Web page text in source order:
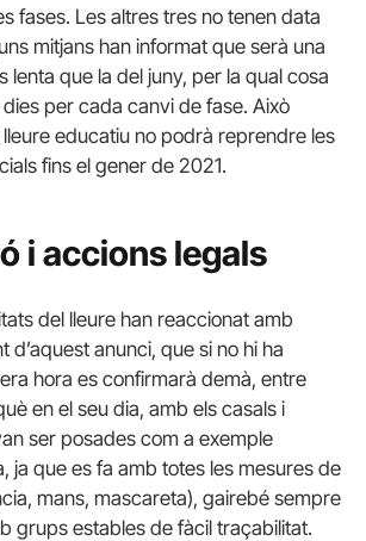
fases. Les altres tres no tenen data
mitjans han informat que serà una
lenta que la del juny, per la qual cosa
per cada canvi de fase. Això
educatiu no podrà reprendre les
fins el gener de 2021.
i accions legals
del lleure han reaccionat amb
d’aquest anunci, que si no hi ha
hora es confirmarà demà, entre
en el seu dia, amb els casals i
ser posades com a exemple
ja que es fa amb totes les mesures de
mans, mascareta), gairebé sempre
grups estables de fàcil traçabilitat.